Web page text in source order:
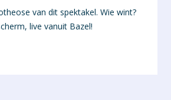
van dit spektakel. Wie wint?
live vanuit Bazel!